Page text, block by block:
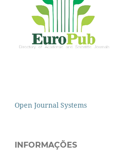
Open Journal Systems
INFORMAÇÕES